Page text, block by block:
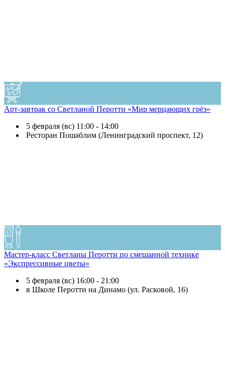
Арт-завтрак со Светланой Перотти «Мир мерцающих грёз»
5 февраля (вс) 11:00 - 14:00
Ресторан Пошаблим (Ленинградский проспект, 12)
Мастер-класс Светланы Перотти по смешанной технике
«Экспрессивные цветы»
5 февраля (вс) 16:00 - 21:00
в Школе Перотти на Динамо (ул. Расковой, 16)